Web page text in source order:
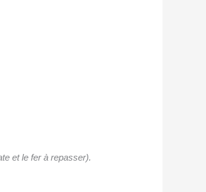
et le fer à repasser).